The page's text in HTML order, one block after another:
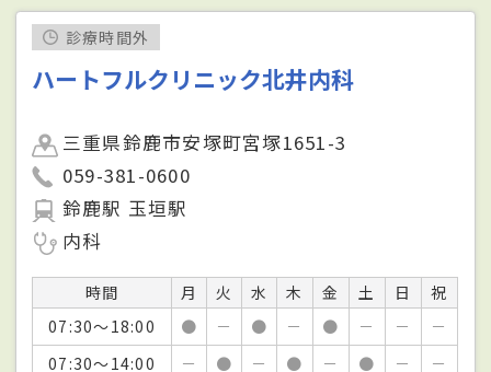
診療時間外
ハートフルクリニック北井内科
三重県鈴鹿市安塚町宮塚1651-3
059-381-0600
鈴鹿駅 玉垣駅
内科
時間 月 火 水 木 金 土 日
祝
07:30～18:00
● － ● － ● － －
－
07:30～14:00
－ ● － ● － ● － －